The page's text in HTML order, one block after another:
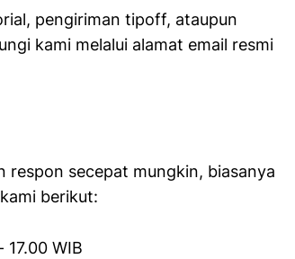
pengiriman tipoff, ataupun
kami melalui alamat email resmi
respon secepat mungkin, biasanya
berikut:
WIB